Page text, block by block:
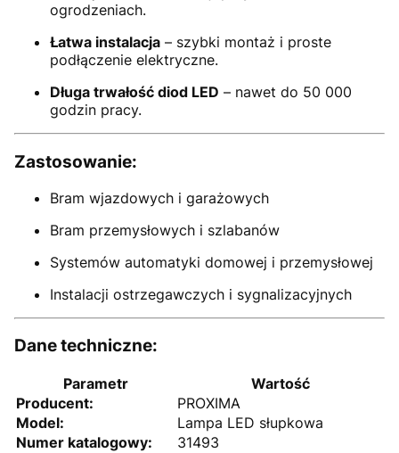
ogrodzeniach.
Łatwa instalacja – szybki montaż i proste
podłączenie elektryczne.
Długa trwałość diod LED – nawet do 50 000
godzin pracy.
Zastosowanie:
Bram wjazdowych i garażowych
Bram przemysłowych i szlabanów
Systemów automatyki domowej i przemysłowej
Instalacji ostrzegawczych i sygnalizacyjnych
Dane techniczne:
Parametr
Wartość
Producent:
PROXIMA
Model:
Lampa LED słupkowa
Numer katalogowy:
31493